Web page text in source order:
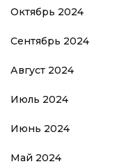
Октябрь 2024
Сентябрь 2024
Август 2024
Июль 2024
Июнь 2024
Май 2024